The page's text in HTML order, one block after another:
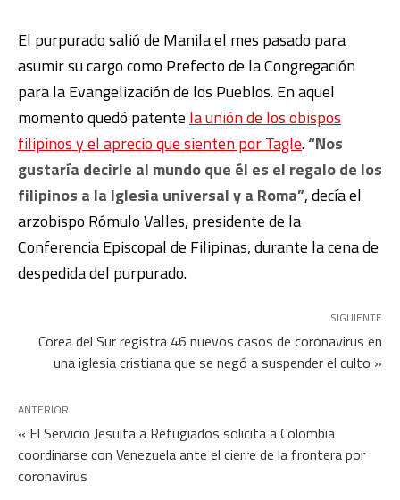
El purpurado salió de Manila el mes pasado para
asumir su cargo como Prefecto de la Congregación
para la Evangelización de los Pueblos. En aquel
momento quedó patente la unión de los obispos
filipinos y el aprecio que sienten por Tagle.“Nos
gustaría decirle al mundo que él es el regalo de los
filipinos a la Iglesia universal y a Roma”, decía el
arzobispo Rómulo Valles, presidente de la
Conferencia Episcopal de Filipinas, durante la cena de
despedida del purpurado.
SIGUIENTE
Corea del Sur registra 46 nuevos casos de coronavirus en
una iglesia cristiana que se negó a suspender el culto »
ANTERIOR
« El Servicio Jesuita a Refugiados solicita a Colombia
coordinarse con Venezuela ante el cierre de la frontera por
coronavirus